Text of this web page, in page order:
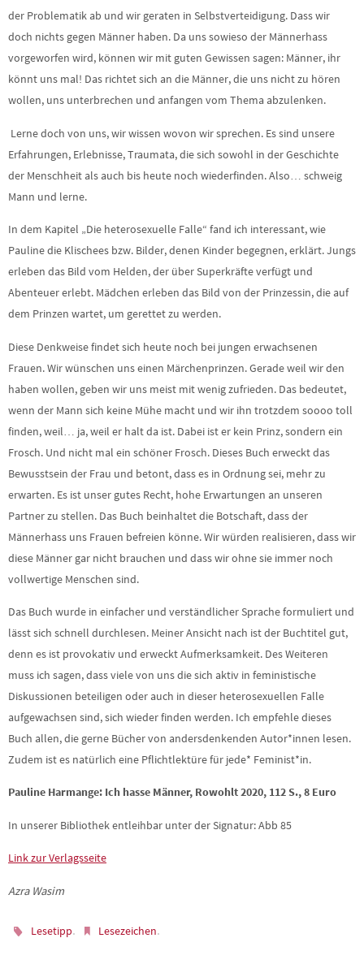
der Problematik ab und wir geraten in Selbstverteidigung. Dass wir
doch nichts gegen Männer haben. Da uns sowieso der Männerhass
vorgeworfen wird, können wir mit guten Gewissen sagen: Männer, ihr
könnt uns mal! Das richtet sich an die Männer, die uns nicht zu hören
wollen, uns unterbrechen und anfangen vom Thema abzulenken.
Lerne doch von uns, wir wissen wovon wir sprechen. Es sind unsere
Erfahrungen, Erlebnisse, Traumata, die sich sowohl in der Geschichte
der Menschheit als auch bis heute noch wiederfinden. Also… schweig
Mann und lerne.
In dem Kapitel „Die heterosexuelle Falle“ fand ich interessant, wie
Pauline die Klischees bzw. Bilder, denen Kinder begegnen, erklärt. Jungs
erleben das Bild vom Helden, der über Superkräfte verfügt und
Abenteuer erlebt. Mädchen erleben das Bild von der Prinzessin, die auf
dem Prinzen wartet, um gerettet zu werden.
Diese Denkweise findet sich heute noch bei jungen erwachsenen
Frauen. Wir wünschen uns einen Märchenprinzen. Gerade weil wir den
haben wollen, geben wir uns meist mit wenig zufrieden. Das bedeutet,
wenn der Mann sich keine Mühe macht und wir ihn trotzdem soooo toll
finden, weil… ja, weil er halt da ist. Dabei ist er kein Prinz, sondern ein
Frosch. Und nicht mal ein schöner Frosch. Dieses Buch erweckt das
Bewusstsein der Frau und betont, dass es in Ordnung sei, mehr zu
erwarten. Es ist unser gutes Recht, hohe Erwartungen an unseren
Partner zu stellen. Das Buch beinhaltet die Botschaft, dass der
Männerhass uns Frauen befreien könne. Wir würden realisieren, dass wir
diese Männer gar nicht brauchen und dass wir ohne sie immer noch
vollwertige Menschen sind.
Das Buch wurde in einfacher und verständlicher Sprache formuliert und
lässt sich schnell durchlesen. Meiner Ansicht nach ist der Buchtitel gut,
denn es ist provokativ und erweckt Aufmerksamkeit. Des Weiteren
muss ich sagen, dass viele von uns die sich aktiv in feministische
Diskussionen beteiligen oder auch in dieser heterosexuellen Falle
aufgewachsen sind, sich wieder finden werden. Ich empfehle dieses
Buch allen, die gerne Bücher von andersdenkenden Autor*innen lesen.
Zudem ist es natürlich eine Pflichtlektüre für jede* Feminist*in.
Pauline Harmange: Ich hasse Männer, Rowohlt 2020, 112 S., 8 Euro
In unserer Bibliothek entleihbar unter der Signatur: Abb 85
Link zur Verlagsseite
Azra Wasim
Lesetipp. Lesezeichen.